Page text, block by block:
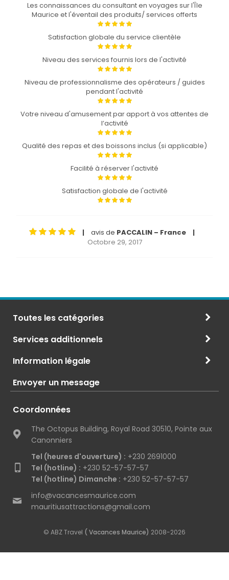
Les connaissances du consultant en voyages sur l'Île
Maurice et l'éventail des produits/ services offerts
Satisfaction globale du service clientèle
Niveau des services fournis lors de l'activité
Niveau de professionnalisme des opérateurs / guides
pendant l'activité
Votre niveau d'amusement par apport à vos attentes de
l’activité
Qualité des repas et des boissons inclus (si applicable)
Facilité à réserver l'activité
Satisfaction globale de l'activité
| avis de PACCALIN – France |
Octobre 29, 2017
Toutes les catégories
Services additionnels
Information légale
Envoyer un message
Coordonnées
The Octopus Building, Royal Road 30510, Pointe aux
Canonniers
Tel (heures d'ouverture) : +230 2691000
Tel (hotline) : +230 52-57-57-57
Tel (hotline) Dimanche : +230 52-57-57-57
info@vacancesmaurice.com
mauritiusattractions@gmail.com
© ABZ Travel ( Vacances Maurice) 2008-2026